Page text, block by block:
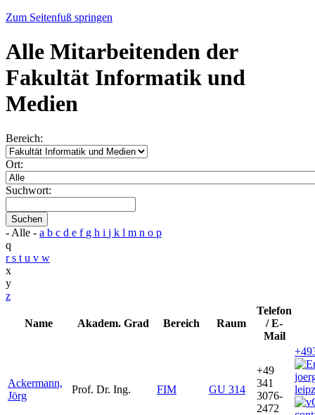
Zum Seitenfuß springen
Alle Mitarbeitenden der
Fakultät Informatik und
Medien
Bereich:
Ort:
Suchwort:
Suchen
- Alle - a b c d e f g h i j k l m n o p
q
rs t u v w
x
y
z
Name Akadem. Grad Bereich Raum
Telefon
/ E-
Mail
Ackermann,
Jörg
Prof. Dr. Ing. FIM GU 314
+49
341
3076-
2472